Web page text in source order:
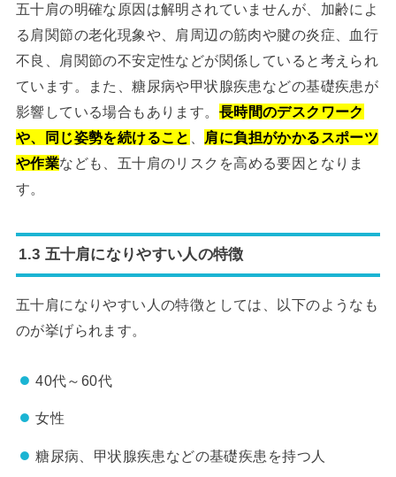
五十肩の明確な原因は解明されていませんが、加齢によ
る肩関節の老化現象や、肩周辺の筋肉や腱の炎症、血行
不良、肩関節の不安定性などが関係していると考えられ
ています。また、糖尿病や甲状腺疾患などの基礎疾患が
影響している場合もあります。 長時間のデスクワーク
や、同じ姿勢を続けること
肩に負担がかかるスポーツ
や作業なども、五十肩のリスクを高める要因となりま
す。
1.3 五十肩になりやすい人の特徴
五十肩になりやすい人の特徴としては、以下のようなも
のが挙げられます。
40代～60代
女性
糖尿病、甲状腺疾患などの基礎疾患を持つ人